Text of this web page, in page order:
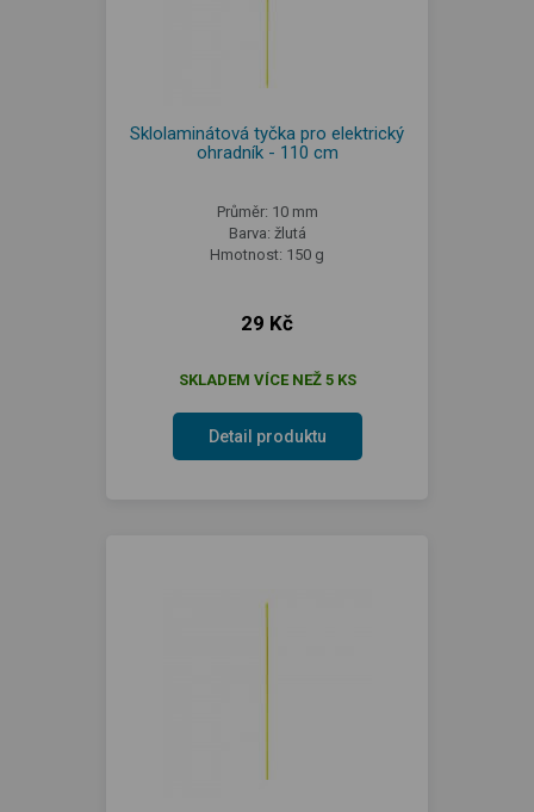
Sklolaminátová tyčka pro elektrický
ohradník - 110 cm
Průměr: 10 mm
Barva: žlutá
Hmotnost: 150 g
29 Kč
SKLADEM VÍCE NEŽ 5 KS
Detail produktu